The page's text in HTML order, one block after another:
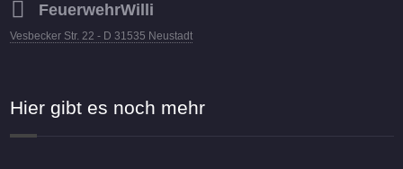
FeuerwehrWilli
Vesbecker Str. 22 - D 31535 Neustadt
Hier gibt es noch mehr